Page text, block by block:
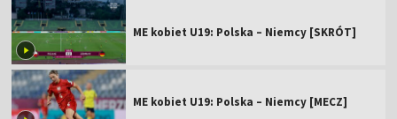
ME kobiet U19: Polska – Niemcy [SKRÓT]
ME kobiet U19: Polska – Niemcy [MECZ]